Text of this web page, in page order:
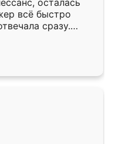
осталась
всё быстро
сразу.
подошёл к
Собрали
аккуратно, даже